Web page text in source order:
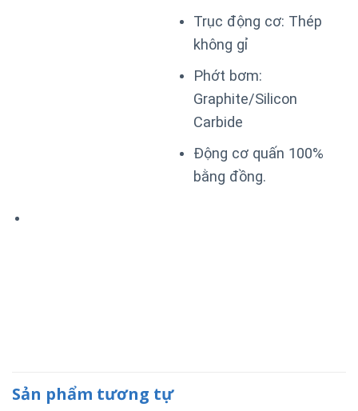
Trục động cơ: Thép
không gỉ
Phớt bơm:
Graphite/Silicon
Carbide
Động cơ quấn 100%
bằng đồng.
Sản phẩm tương tự